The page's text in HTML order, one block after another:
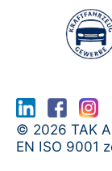
© 2026 TAK
EN ISO 9001